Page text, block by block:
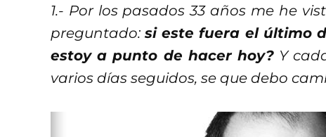
1.- Por los pasados 33 años me he
preguntado:si este fuera el último
estoy a punto de hacer hoy? Y
varios días seguidos, se que debo